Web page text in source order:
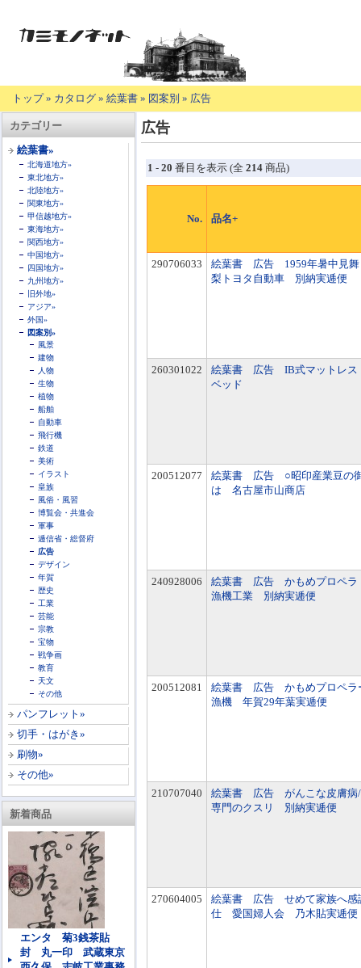
トップ» カタログ » 絵葉書 » 図案別 » 広告
カテゴリー
絵葉書»
北海道地方»
東北地方»
北陸地方»
関東地方»
甲信越地方»
東海地方»
関西地方»
中国地方»
四国地方»
九州地方»
旧外地»
アジア»
外国»
図案別»
風景
建物
人物
生物
植物
船舶
自動車
飛行機
鉄道
美術
イラスト
皇族
風俗・風習
博覧会・共進会
軍事
逓信省・総督府
広告
デザイン
年賀
歴史
工業
芸能
宗教
宝物
戦争画
教育
天文
その他
パンフレット»
切手・はがき»
刷物»
その他»
新着商品
エンタ 菊3銭茶貼
封 丸一印 武蔵東京
【商
品
説
広告
1 -20 番目を表示 (全214 商品)
No. 品名+
290706033
絵葉書 広告 1959年暑中見
梨トヨタ自動車 別納実逓便
260301022
絵葉書 広告 IB式マットレ
ベッド
200512077
絵葉書 広告 ○昭印産業豆の
は 名古屋市山商店
240928006
絵葉書 広告 かもめプロペ
漁機工業 別納実逓便
200512081
絵葉書 広告 かもめプロペラ
漁機 年賀29年葉実逓便
210707040
絵葉書 広告 がんこな皮膚病/
専門のクスリ 別納実逓便
270604005
絵葉書 広告 せめて家族へ感
仕 愛国婦人会 乃木貼実逓便